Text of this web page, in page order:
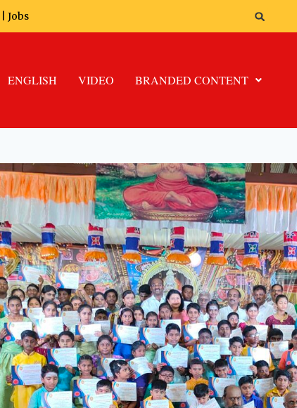
Jobs
ENGLISH VIDEO BRANDED CONTENT